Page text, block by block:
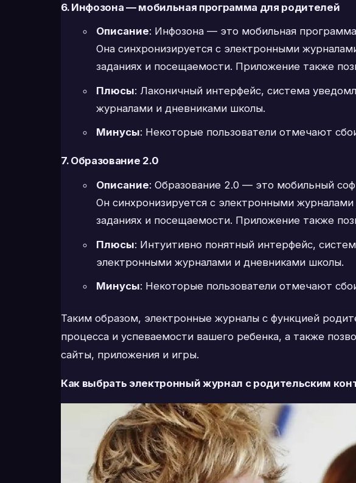
6. Инфозона — мобильная программа для родителей
Описание: Инфозона — это мобильная
Она синхронизируется с электронными
заданиях и посещаемости. Приложение также
Плюсы: Лаконичный интерфейс, система
журналами и дневниками школы.
Минусы: Некоторые пользователи отмечают
7. Образование 2.0
Описание: Образование 2.0 — это мобильный
Он синхронизируется с электронными
заданиях и посещаемости. Приложение также
Плюсы: Интуитивно понятный интерфейс,
электронными журналами и дневниками школы.
Минусы: Некоторые пользователи отмечают
Таким образом, электронные журналы с функцией
процесса и успеваемости вашего ребенка, а также
сайты, приложения и игры.
Как выбрать электронный журнал с родительским